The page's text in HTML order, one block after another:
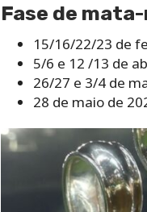
Fase de
15/16/22/23 de
5/6 e 12 /13 de
26/27 e 3/4 de
28 de maio de